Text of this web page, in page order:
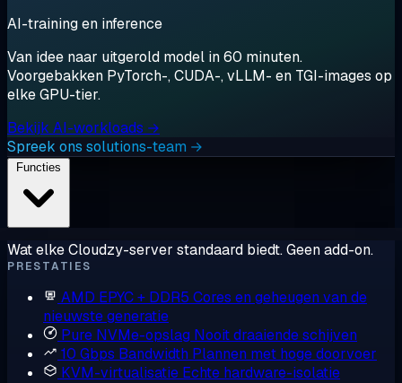
AI-training en inference
Van idee naar uitgerold model in 60 minuten.
Voorgebakken PyTorch-, CUDA-, vLLM- en TGI-images op
elke GPU-tier.
Bekijk AI-workloads →
Spreek ons solutions-team →
Wat elke Cloudzy-server standaard biedt. Geen add-on.
PRESTATIES
AMD EPYC + DDR5 Cores en geheugen van de
nieuwste generatie
Pure NVMe-opslag Nooit draaiende schijven
10 Gbps Bandwidth Plannen met hoge doorvoer
KVM-virtualisatie Echte hardware-isolatie